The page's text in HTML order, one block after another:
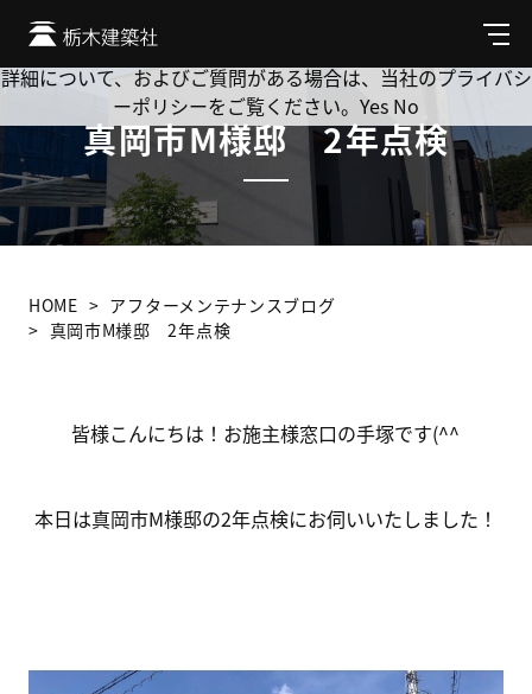
メ
ニ
ュ
真岡市M様邸 2年点検
HOME
アフターメンテナンスブログ
真岡市M様邸 2年点検
皆様こんにちは！お施主様窓口の手塚です(^^
本日は真岡市M様邸の2年点検にお伺いいたしました！
Cookie を使用して、お客様の活動を追跡してもよろしいです
か? 当社ではお客様のプライバシーを極めて重視しています。
詳細について、およびご質問がある場合は、当社のプライバシ
ーポリシーをご覧ください。 Yes No